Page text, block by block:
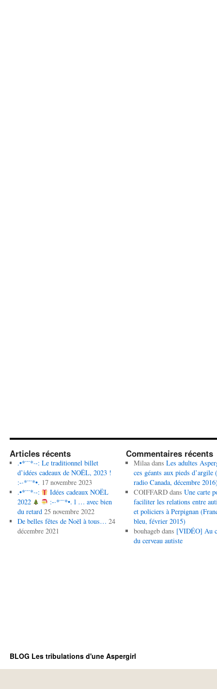
Articles récents
.•*¨¨*·-: Le traditionnel billet
d’idées cadeaux de NOËL, 2023 !
:-·*¨¨*•. 17 novembre 2023
.•*¨¨*·-:
Idées cadeaux NOËL
2022
:-·*¨¨*•. l … avec bien
du retard 25 novembre 2022
De belles fêtes de Noël à tous… 24
décembre 2021
Commentaires récents
Milaadans Les adultes
ces géants aux pieds d’argile
radio Canada, décembre
COIFFARDdans Une carte
faciliter les relations entre
et policiers à Perpignan
bleu, février 2015)
bouhagebdans [VIDÉO] Au
du cerveau autiste
BLOG Les tribulations d'une Aspergirl